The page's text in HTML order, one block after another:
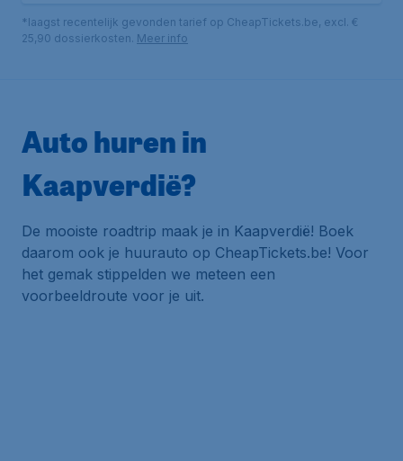
*laagst recentelijk gevonden tarief op CheapTickets.be, excl. €
25,90 dossierkosten. Meer info
Auto huren in
Kaapverdië?
De mooiste roadtrip maak je in Kaapverdië! Boek
daarom ook je huurauto op CheapTickets.be! Voor
het gemak stippelden we meteen een
voorbeeldroute voor je uit.